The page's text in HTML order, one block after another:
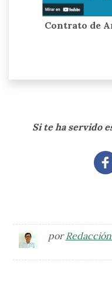
Contrato de
Si te ha servido
por